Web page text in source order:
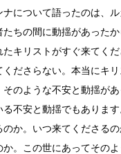
ナについて語ったのは、
ちの間に動揺があったか
キリストがすぐ来てく
ださらない。本当にキリ
そのような不安と動揺が
不安と動揺でもありま
のか。いつ来てくださる
か。この世にあってその